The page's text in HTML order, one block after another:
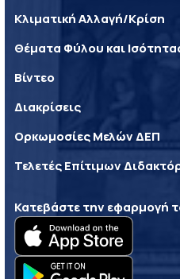
Κλιματική Αλλαγή/Κρίση
Θέματα Φύλου και
Βίντεο
Διακρίσεις
Ορκωμοσίες Μελών ΔΕΠ
Τελετές Επίτιμων
Κατεβάστε την εφαρμογή